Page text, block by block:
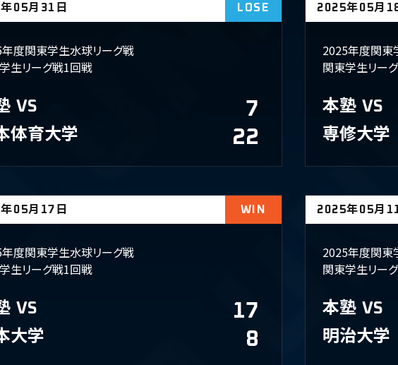
05月31日 LOSE
度関東学生水球リーグ戦
生リーグ戦1回戦
VS 7
体育大学 22
2025年05月
2025年度関東
関東学生リー
本塾 VS
​専修大学
05月17日 WIN
度関東学生水球リーグ戦
生リーグ戦1回戦
VS 17
大学 8
2025年05月
2025年度関東
関東学生リー
本塾 VS
明治大学